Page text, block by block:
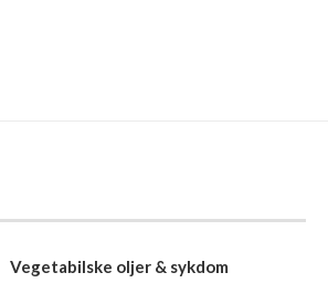
Vegetabilske oljer & sykdom